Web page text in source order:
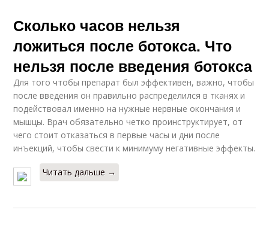
Сколько часов нельзя
ложиться после ботокса. Что
нельзя после введения ботокса
Для того чтобы препарат был эффективен, важно, чтобы
после введения он правильно распределился в тканях и
подействовал именно на нужные нервные окончания и
мышцы. Врач обязательно четко проинструктирует, от
чего стоит отказаться в первые часы и дни после
инъекций, чтобы свести к минимуму негативные эффекты.
Читать дальше →